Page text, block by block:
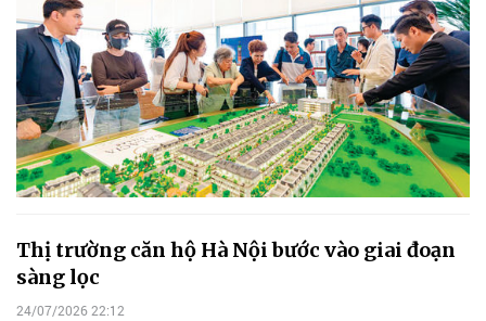
Thị trường căn hộ Hà Nội bước vào giai đoạn
sàng lọc
24/07/2026 22:12